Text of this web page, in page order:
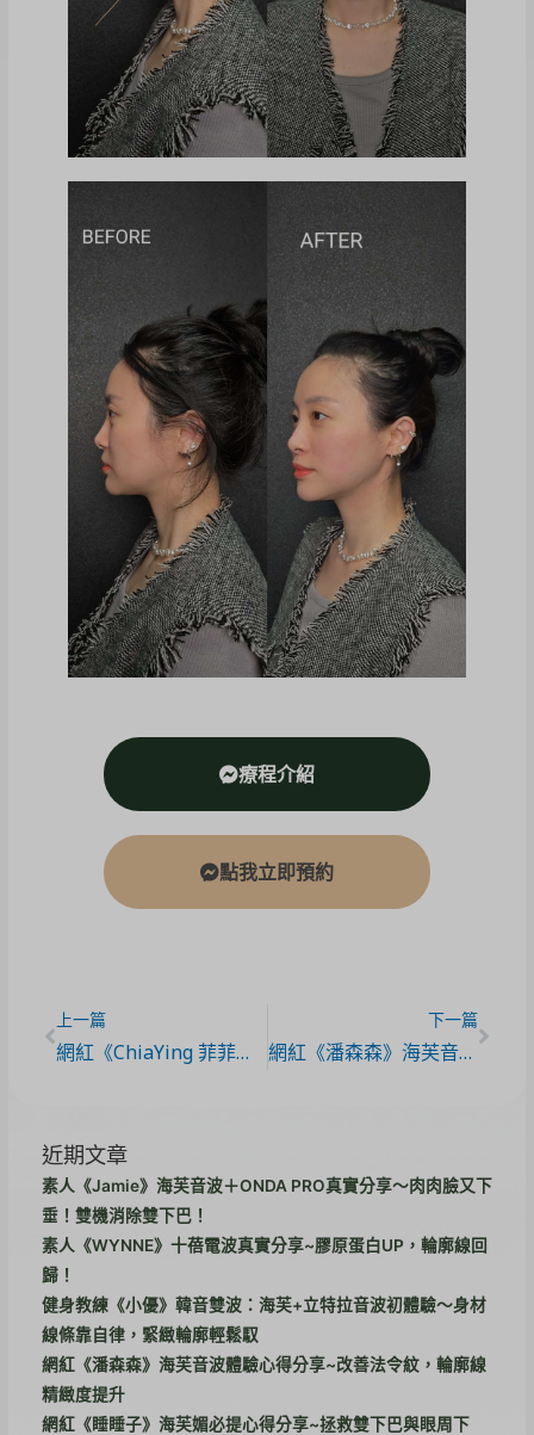
療程介紹
點我立即預約
上一篇
網紅《ChiaYing 菲菲》Embody核心美力體驗心得分享
下一篇
網紅《潘森森》海芙音波+立特拉音波體驗心得分享
近期文章
素人《Jamie》海芙音波＋ONDA PRO真實分享～肉肉臉又下
垂！雙機消除雙下巴！
素人《WYNNE》十蓓電波真實分享~膠原蛋白UP，輪廓線回
歸！
健身教練《小優》韓音雙波：海芙+立特拉音波初體驗～身材
線條靠自律，緊緻輪廓輕鬆馭
網紅《潘森森》海芙音波體驗心得分享~改善法令紋，輪廓線
精緻度提升
網紅《睡睡子》海芙媚必提心得分享~拯救雙下巴與眼周下